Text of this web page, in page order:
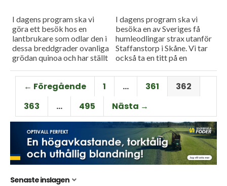
I dagens program ska vi
göra ett besök hos en
lantbrukare som odlar den i
dessa breddgrader ovanliga
grödan quinoa och har ställt
vårt...
I dagens program ska vi
besöka en av Sveriges få
humleodlingar strax utanför
Staffanstorp i Skåne. Vi tar
också ta en titt på en
arbetet vid sådd...
← Föregående 1 … 361
362
363
… 495 Nästa →
Senaste inslagen